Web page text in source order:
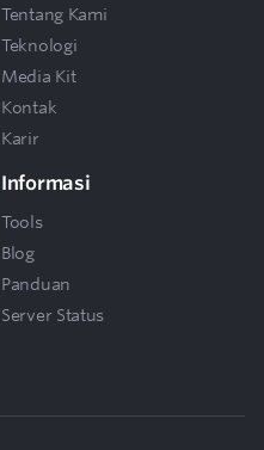
Tentang Kami
Teknologi
Media Kit
Kontak
Karir
Informasi
Tools
Blog
Panduan
Server Status